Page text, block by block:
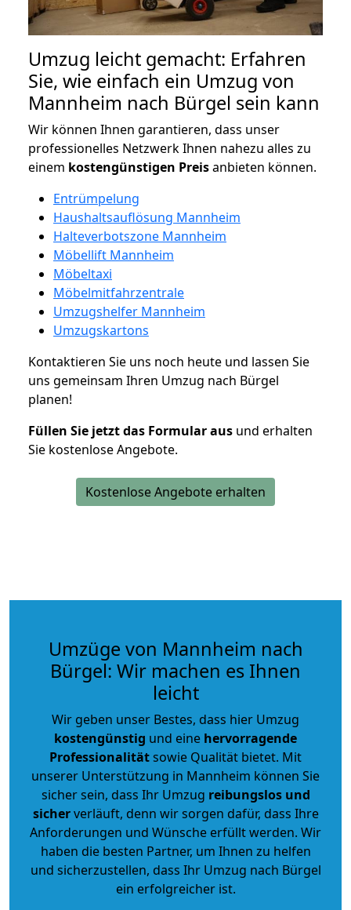
Umzug leicht gemacht: Erfahren
Sie, wie einfach ein Umzug von
Mannheim nach Bürgel sein kann
Wir können Ihnen garantieren, dass unser
professionelles Netzwerk Ihnen nahezu alles zu
einem kostengünstigen Preisanbieten können.
Entrümpelung
Haushaltsauflösung Mannheim
Halteverbotszone Mannheim
Möbellift Mannheim
Möbeltaxi
Möbelmitfahrzentrale
Umzugshelfer Mannheim
Umzugskartons
Kontaktieren Sie uns noch heute und lassen Sie
uns gemeinsam Ihren Umzug nach Bürgel
planen!
Füllen Sie jetzt das Formular aus und erhalten
Sie kostenlose Angebote.
Kostenlose Angebote erhalten
Umzüge von Mannheim nach
Bürgel: Wir machen es Ihnen
leicht
Wir geben unser Bestes, dass hier Umzug
kostengünstig und eine hervorragende
Professionalitätsowie Qualität bietet. Mit
unserer Unterstützung in Mannheim können Sie
sicher sein, dass Ihr Umzug reibungslos und
sicherverläuft, denn wir sorgen dafür, dass Ihre
Anforderungen und Wünsche erfüllt werden. Wir
haben die besten Partner, um Ihnen zu helfen
und sicherzustellen, dass Ihr Umzug nach Bürgel
ein erfolgreicher ist.